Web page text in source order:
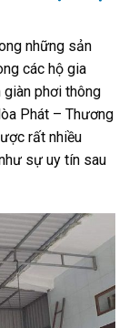
những sản
các hộ gia
giàn phơi thông
Phát – Thương
rất nhiều
sự uy tín sau